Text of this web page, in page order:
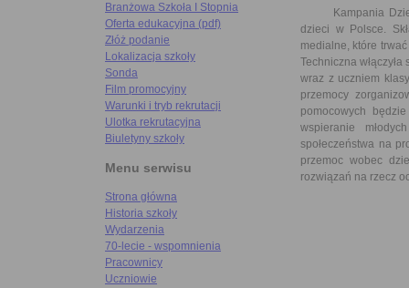
Branżowa Szkoła I Stopnia
Oferta edukacyjna (pdf)
Złóż podanie
Lokalizacja szkoły
Sonda
Film promocyjny
Warunki i tryb rekrutacji
Ulotka rekrutacyjna
Biuletyny szkoły
Menu serwisu
Strona główna
Historia szkoły
Wydarzenia
70-lecie - wspomnienia
Pracownicy
Uczniowie
Kampania
dzieci w Polsce.
medialne, które
Techniczna
wraz z uczniem
przemocy
pomocowych
wspieranie
społeczeństwa na
przemoc wobec
rozwiązań na rzecz